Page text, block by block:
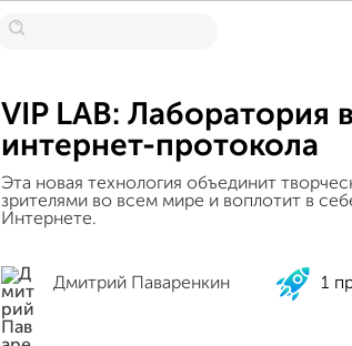
VIP LAB: Лаборатория
интернет-протокола
Эта новая технология объединит
зрителями во всем мире и воплотит в
Интернете.
Дмитрий Паваренкин 1